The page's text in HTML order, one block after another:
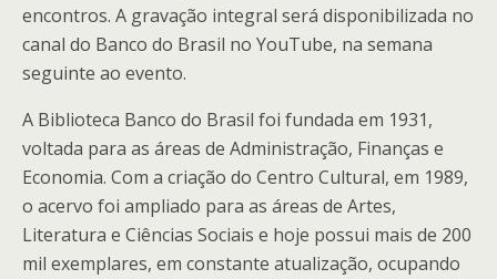
encontros. A gravação integral será disponibilizada no
canal do Banco do Brasil no YouTube, na semana
seguinte ao evento.
A Biblioteca Banco do Brasil foi fundada em 1931,
voltada para as áreas de Administração, Finanças e
Economia. Com a criação do Centro Cultural, em 1989,
o acervo foi ampliado para as áreas de Artes,
Literatura e Ciências Sociais e hoje possui mais de 200
mil exemplares, em constante atualização, ocupando